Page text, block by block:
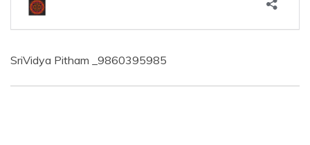
SriVidya Pitham _9860395985